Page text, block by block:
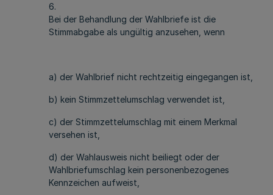
6.
Bei der Behandlung der Wahlbriefe ist die
Stimmabgabe als ungültig anzusehen, wenn
a) der Wahlbrief nicht rechtzeitig eingegangen ist,
b) kein Stimmzettelumschlag verwendet ist,
c) der Stimmzettelumschlag mit einem Merkmal
versehen ist,
d) der Wahlausweis nicht beiliegt oder der
Wahlbriefumschlag kein personenbezogenes
Kennzeichen aufweist,